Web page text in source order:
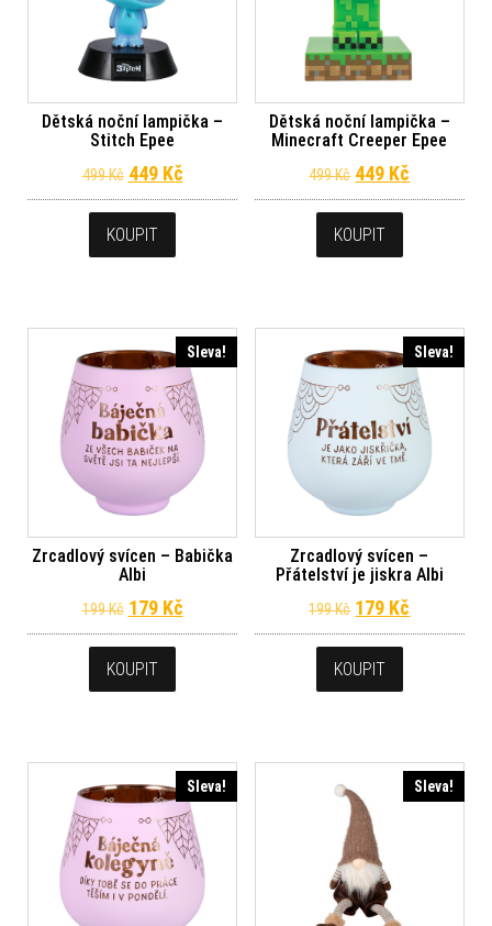
Dětská noční lampička –
Stitch Epee
499Kč Původní cena byla: 499 Kč.
449 KčAktuální cena je: 449 Kč.
KOUPIT
Dětská noční lampička –
Minecraft Creeper Epee
499Kč Původní cena
449 Kč
KOUPIT
Sleva!
Zrcadlový svícen – Babička
Albi
199Kč Původní cena byla: 199 Kč.
179 KčAktuální cena je: 179 Kč.
KOUPIT
Sleva!
Zrcadlový svícen –
Přátelství je jiskra Albi
199Kč Původní cena
179 Kč
KOUPIT
Sleva! Sleva!